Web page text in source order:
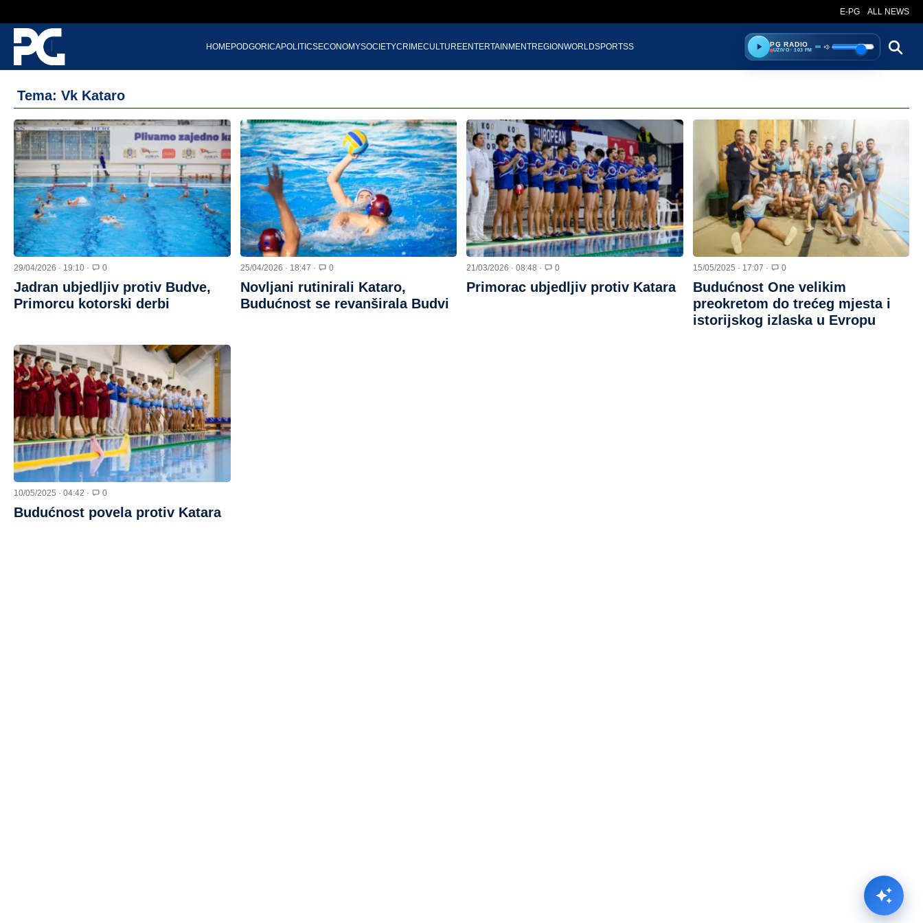
E-PG ALL NEWS
HOMEPODGORICAPOLITICSECONOMYSOCIETYCRIMECULTUREENTERTAINMENTREGIONWORLDSPORTSS PG RADIO
UŽIVO · 103 FM Jačina zvuka
Ready to listen.
Tema: Vk Kataro
29/04/2026 · 19:10 · 0
Jadran ubjedljiv protiv Budve,
Primorcu kotorski derbi
25/04/2026 · 18:47 · 0
Novljani rutinirali Kataro,
Budućnost se revanširala Budvi
21/03/2026 · 08:48 · 0
Primorac ubjedljiv protiv Katara
15/05/2025 · 17:07 · 0
Budućnost One velikim
preokretom do trećeg mjesta i
istorijskog izlaska u Evropu
10/05/2025 · 04:42 · 0
Budućnost povela protiv Katara